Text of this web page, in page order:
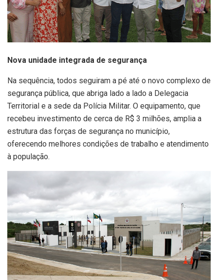
Nova unidade integrada de segurança
Na sequência, todos seguiram a pé até o novo complexo de
segurança pública, que abriga lado a lado a Delegacia
Territorial e a sede da Polícia Militar. O equipamento, que
recebeu investimento de cerca de R$ 3 milhões, amplia a
estrutura das forças de segurança no município,
oferecendo melhores condições de trabalho e atendimento
à população.